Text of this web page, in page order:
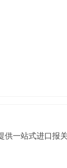
一站式进口报